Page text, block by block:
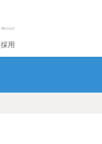
Recruit
採用